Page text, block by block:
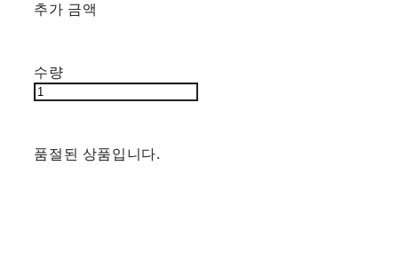
추가 금액
수량
품절된 상품입니다.